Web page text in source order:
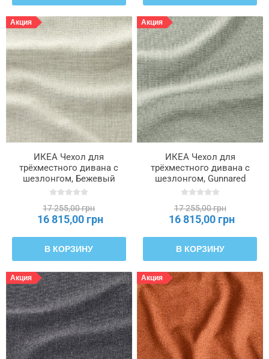
Акция
ИКЕА Чехол для
трёхместного дивана с
шезлонгом, Бежевый
Gunnared SALTSJÖBADEN,
17 255,00 грн
16 815,00 грн
В КОРЗИНУ
Акция
ИКЕА Чехол для
трёхместного дивана с
шезлонгом, Gunnared
светло-зеленый цвет
506.183.54
17 255,00 грн
16 815,00 грн
В КОРЗИНУ
Акция Акция